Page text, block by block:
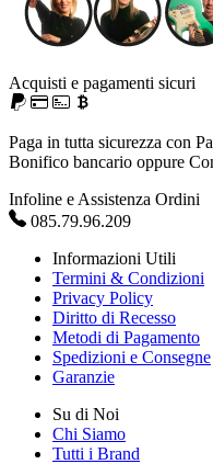
Acquisti e pagamenti sicuri
Paga in tutta sicurezza con
Bonifico bancario oppure
Infoline e Assistenza Ordini
085.79.96.209
Informazioni Utili
Termini & Condizioni
Privacy Policy
Diritto di Recesso
Metodi di Pagamento
Spedizioni e Consegne
Garanzie
Su di Noi
Chi Siamo
Tutti i Brand